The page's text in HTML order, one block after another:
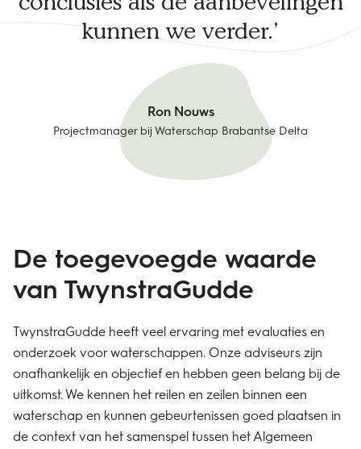
kunnen we verder.
Ron Nouws
Projectmanager bij Waterschap Brabantse Delta
De toegevoegde waarde
van TwynstraGudde
TwynstraGudde heeft veel ervaring met evaluaties en
onderzoek voor waterschappen. Onze adviseurs zijn
onafhankelijk en objectief en hebben geen belang bij de
uitkomst. We kennen het reilen en zeilen binnen een
waterschap en kunnen gebeurtenissen goed plaatsen in
de context van het samenspel tussen het Algemeen